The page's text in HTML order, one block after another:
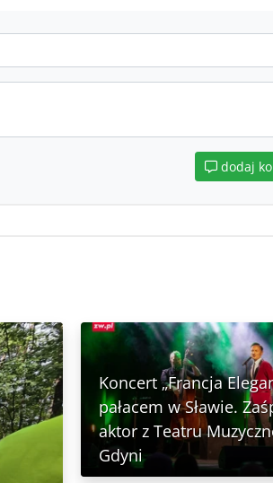
dodaj
Koncert „Francja
pałacem w Sławie.
aktor z Teatru
Gdyni